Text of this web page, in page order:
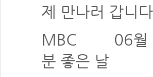
제 만나러 갑니
MBC
06월
분 좋은 날